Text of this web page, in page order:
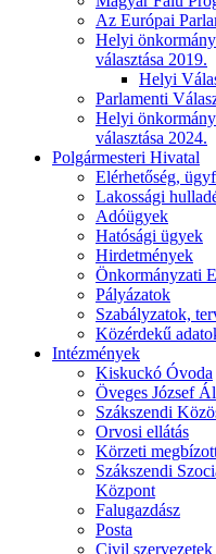
Az Európai
Helyi
választása 2019.
Helyi
Parlamenti
Helyi
választása 2024.
Polgármesteri Hivatal
Elérhetőség,
Lakossági
Adóügyek
Hatósági ügyek
Hirdetmények
Önkormányzati
Pályázatok
Szabályzatok,
Közérdekű
Intézmények
Kiskuckó Óvoda
Öveges József
Szákszendi
Orvosi ellátás
Körzeti
Szákszendi
Központ
Falugazdász
Posta
Civil szervezetek